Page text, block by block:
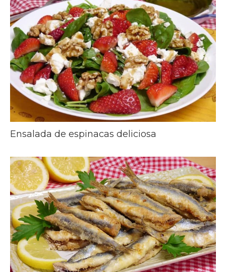
Ensalada de espinacas deliciosa